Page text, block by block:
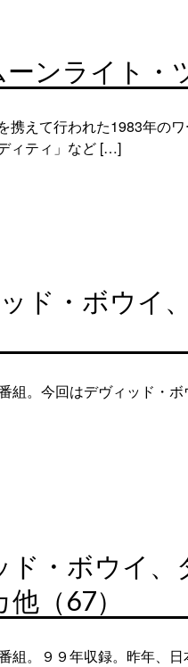
ンライト・
えて行われた1983年のワ
ィティ」など […]
ド・ボウイ
。今回はデヴィッド・
・ボウイ、
（67）
。９９年収録。昨年、